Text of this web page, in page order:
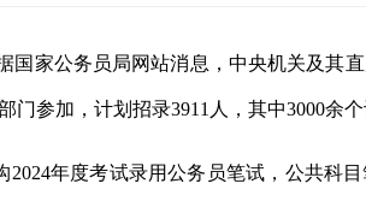
国家公务员局网站消息，中央机关及其
门参加，计划招录3911人，其中3000余
年度考试录用公务员笔试，公共科